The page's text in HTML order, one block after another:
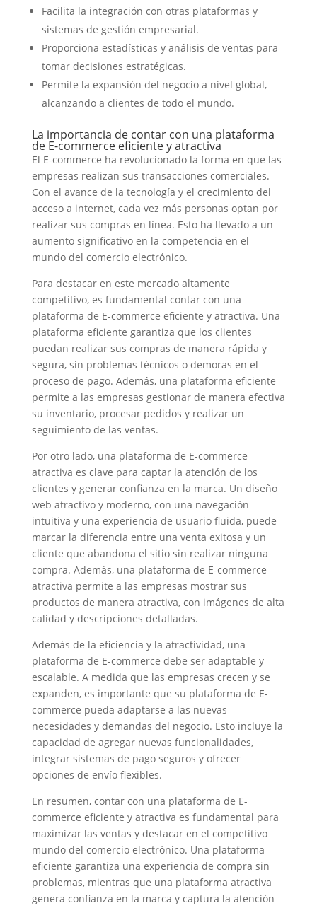
Facilita la integración con otras plataformas y
sistemas de gestión empresarial.
Proporciona estadísticas y análisis de ventas para
tomar decisiones estratégicas.
Permite la expansión del negocio a nivel global,
alcanzando a clientes de todo el mundo.
La importancia de contar con una plataforma
de E-commerce eficiente y atractiva
El E-commerce ha revolucionado la forma en que las
empresas realizan sus transacciones comerciales.
Con el avance de la tecnología y el crecimiento del
acceso a internet, cada vez más personas optan por
realizar sus compras en línea. Esto ha llevado a un
aumento significativo en la competencia en el
mundo del comercio electrónico.
Para destacar en este mercado altamente
competitivo, es fundamental contar con una
plataforma de E-commerce eficiente y atractiva. Una
plataforma eficiente garantiza que los clientes
puedan realizar sus compras de manera rápida y
segura, sin problemas técnicos o demoras en el
proceso de pago. Además, una plataforma eficiente
permite a las empresas gestionar de manera efectiva
su inventario, procesar pedidos y realizar un
seguimiento de las ventas.
Por otro lado, una plataforma de E-commerce
atractiva es clave para captar la atención de los
clientes y generar confianza en la marca. Un diseño
web atractivo y moderno, con una navegación
intuitiva y una experiencia de usuario fluida, puede
marcar la diferencia entre una venta exitosa y un
cliente que abandona el sitio sin realizar ninguna
compra. Además, una plataforma de E-commerce
atractiva permite a las empresas mostrar sus
productos de manera atractiva, con imágenes de alta
calidad y descripciones detalladas.
Además de la eficiencia y la atractividad, una
plataforma de E-commerce debe ser adaptable y
escalable. A medida que las empresas crecen y se
expanden, es importante que su plataforma de E-
commerce pueda adaptarse a las nuevas
necesidades y demandas del negocio. Esto incluye la
capacidad de agregar nuevas funcionalidades,
integrar sistemas de pago seguros y ofrecer
opciones de envío flexibles.
En resumen, contar con una plataforma de E-
commerce eficiente y atractiva es fundamental para
maximizar las ventas y destacar en el competitivo
mundo del comercio electrónico. Una plataforma
eficiente garantiza una experiencia de compra sin
problemas, mientras que una plataforma atractiva
genera confianza en la marca y captura la atención